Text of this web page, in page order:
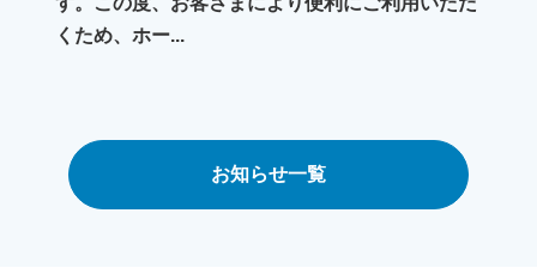
くため、ホー...
お知らせ一覧